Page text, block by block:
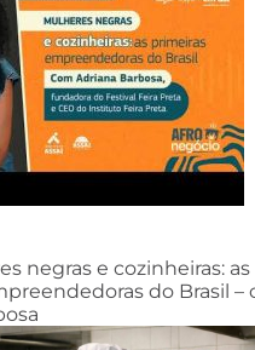
negras e cozinheiras: as
do Brasil –